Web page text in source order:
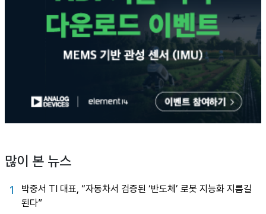
많이 본 뉴스
1
박중서 TI 대표, “자동차서 검증된 ‘반도체’ 로봇 지능화 지름길
된다”